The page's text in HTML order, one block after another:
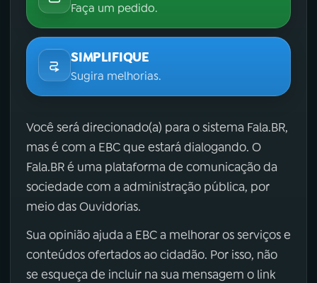
Faça um pedido.
SIMPLIFIQUE
Sugira melhorias.
Você será direcionado(a) para o sistema Fala.BR,
mas é com a EBC que estará dialogando. O
Fala.BR é uma plataforma de comunicação da
sociedade com a administração pública, por
meio das Ouvidorias.
Sua opinião ajuda a EBC a melhorar os serviços e
conteúdos ofertados ao cidadão. Por isso, não
se esqueça de incluir na sua mensagem o link